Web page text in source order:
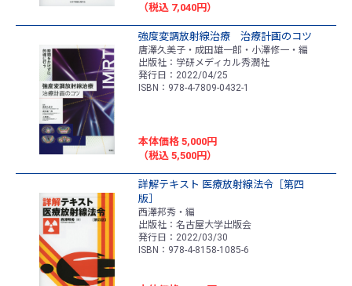
（税込 7,040円）
強度変調放射線治療 治療計画のコツ
唐澤久美子・成田雄一郎・小澤修一・編
出版社：学研メディカル秀潤社
発行日：2022/04/25
ISBN：978-4-7809-0432-1
本体価格 5,000円
（税込 5,500円）
詳解テキスト 医療放射線法令［第四
版］
西澤邦秀・編
出版社：名古屋大学出版会
発行日：2022/03/30
ISBN：978-4-8158-1085-6